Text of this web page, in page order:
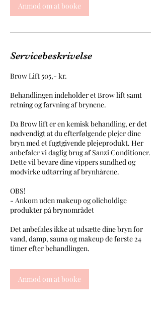
Anmod om at booke
Servicebeskrivelse
Brow Lift 505,- kr.
Behandlingen indeholder et Brow lift samt
retning og farvning af brynene.
Da Brow lift er en kemisk behandling, er det
nødvendigt at du efterfølgende plejer dine
bryn med et fugtgivende plejeprodukt. Her
anbefaler vi daglig brug af Sanzi Conditioner.
Dette vil bevare dine vippers sundhed og
modvirke udtørring af brynhårene.
OBS!
- Ankom uden makeup og olieholdige
produkter på brynområdet
Det anbefales ikke at udsætte dine bryn for
vand, damp, sauna og makeup de første 24
timer efter behandlingen.
Anmod om at booke